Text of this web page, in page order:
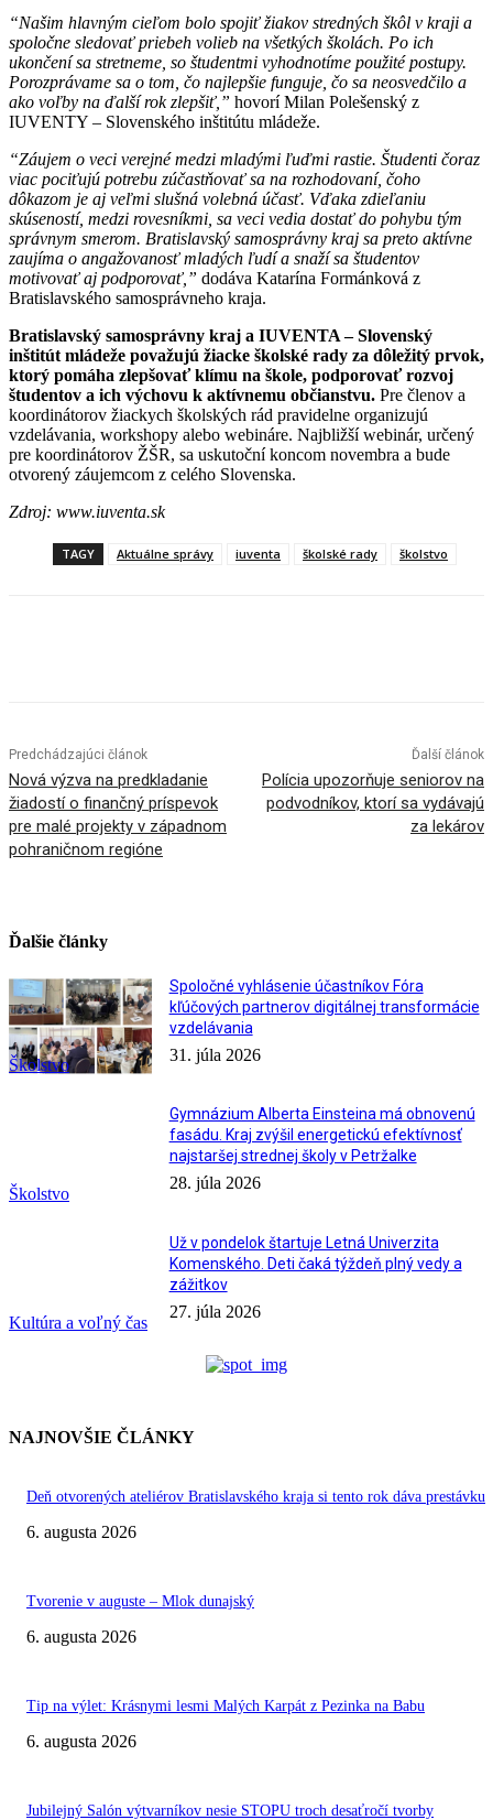
“Našim hlavným cieľom bolo spojiť žiakov stredných škôl v kraji a
spoločne sledovať priebeh volieb na všetkých školách. Po ich
ukončení sa stretneme, so študentmi vyhodnotíme použité postupy.
Porozprávame sa o tom, čo najlepšie funguje, čo sa neosvedčilo a
ako voľby na ďalší rok zlepšiť,” hovorí Milan Polešenský z
IUVENTY – Slovenského inštitútu mládeže.
“Záujem o veci verejné medzi mladými ľuďmi rastie. Študenti čoraz
viac pociťujú potrebu zúčastňovať sa na rozhodovaní, čoho
dôkazom je aj veľmi slušná volebná účasť. Vďaka zdieľaniu
skúseností, medzi rovesníkmi, sa veci vedia dostať do pohybu tým
správnym smerom. Bratislavský samosprávny kraj sa preto aktívne
zaujíma o angažovanosť mladých ľudí a snaží sa študentov
motivovať aj podporovať,” dodáva Katarína Formánková z
Bratislavského samosprávneho kraja.
Bratislavský samosprávny kraj a IUVENTA – Slovenský
inštitút mládeže považujú žiacke školské rady za dôležitý prvok,
ktorý pomáha zlepšovať klímu na škole, podporovať rozvoj
študentov a ich výchovu k aktívnemu občianstvu. Pre členov a
koordinátorov žiackych školských rád pravidelne organizujú
vzdelávania, workshopy alebo webináre. Najbližší webinár, určený
pre koordinátorov ŽŠR, sa uskutoční koncom novembra a bude
otvorený záujemcom z celého Slovenska.
Zdroj: www.iuventa.sk
TAGY Aktuálne správy iuventa školské rady školstvo
Predchádzajúci článok
Nová výzva na predkladanie
žiadostí o finančný príspevok
pre malé projekty v západnom
pohraničnom regióne
Ďalší článok
Polícia upozorňuje seniorov na
podvodníkov, ktorí sa vydávajú
za lekárov
Ďalšie články
Školstvo
Spoločné vyhlásenie účastníkov Fóra
kľúčových partnerov digitálnej transformácie
vzdelávania
31. júla 2026
Školstvo
Gymnázium Alberta Einsteina má obnovenú
fasádu. Kraj zvýšil energetickú efektívnosť
najstaršej strednej školy v Petržalke
28. júla 2026
Kultúra a voľný čas
Už v pondelok štartuje Letná Univerzita
Komenského. Deti čaká týždeň plný vedy a
zážitkov
27. júla 2026
NAJNOVŠIE ČLÁNKY
Deň otvorených ateliérov Bratislavského kraja si tento rok dáva prestávku
6. augusta 2026
Tvorenie v auguste – Mlok dunajský
6. augusta 2026
Tip na výlet: Krásnymi lesmi Malých Karpát z Pezinka na Babu
6. augusta 2026
Jubilejný Salón výtvarníkov nesie STOPU troch desaťročí tvorby